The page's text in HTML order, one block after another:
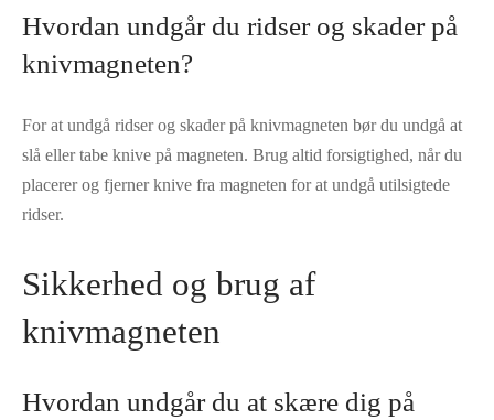
Hvordan undgår du ridser og skader på
knivmagneten?
For at undgå ridser og skader på knivmagneten bør du undgå at
slå eller tabe knive på magneten. Brug altid forsigtighed, når du
placerer og fjerner knive fra magneten for at undgå utilsigtede
ridser.
Sikkerhed og brug af
knivmagneten
Hvordan undgår du at skære dig på